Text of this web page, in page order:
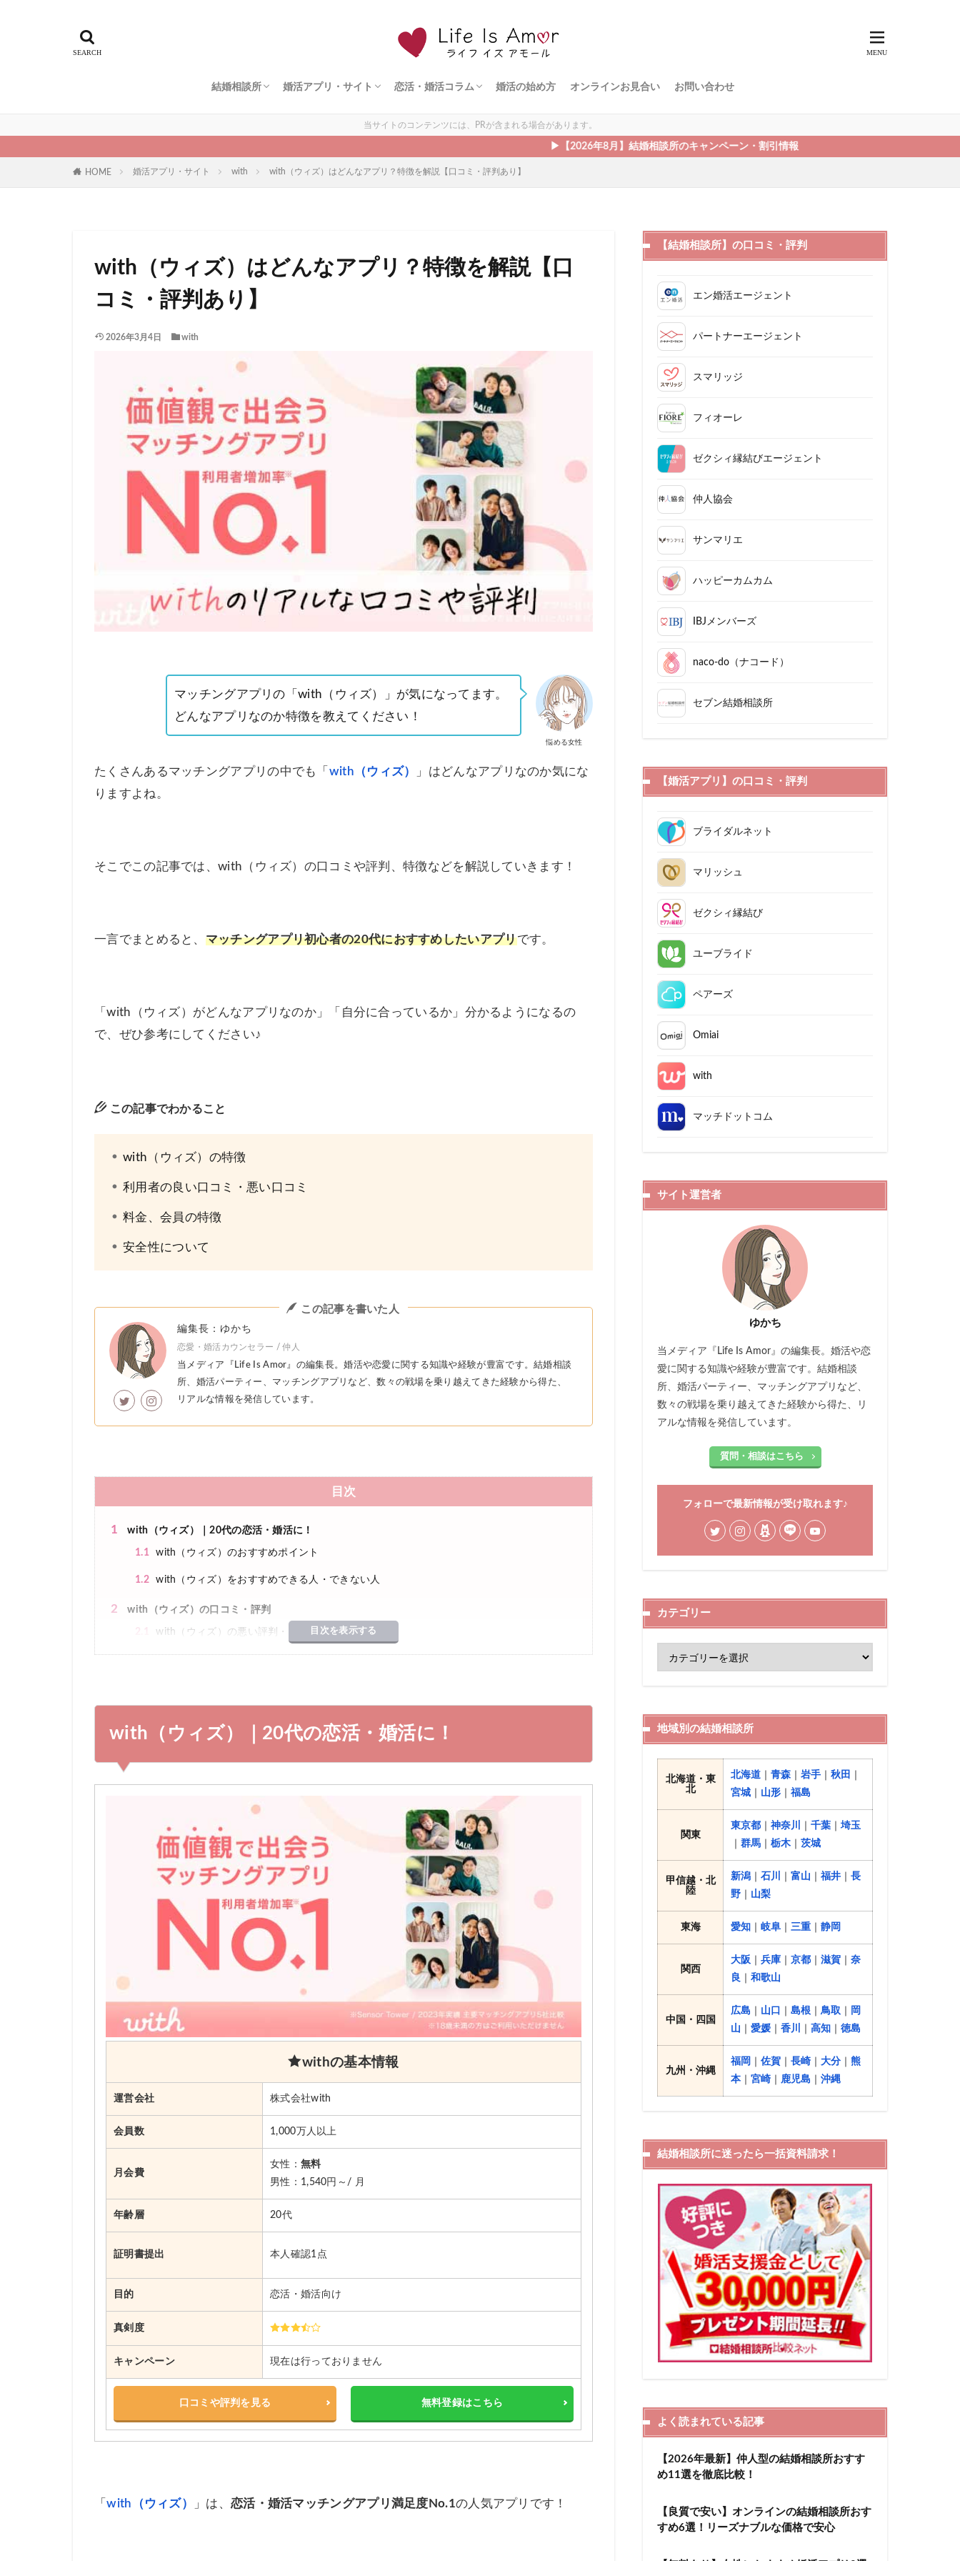
結婚相談所 婚活アプリ・サイト 恋活・婚活コラム 婚活の始め方 オンラインお見合い お問い合わせ
当サイトのコンテンツには、PRが含まれる場合があります。
▶︎【2026年8月】結婚相談所のキャンペーン・割引情報
HOME 婚活アプリ・サイト with with（ウィズ）はどんなアプリ？特徴を解説【口コミ・評判あり】
with（ウィズ）はどんなアプリ？特徴を解説【口
コミ・評判あり】
2026年3月4日 with
悩める女性
マッチングアプリの「with（ウィズ）」が気になってます。
どんなアプリなのか特徴を教えてください！
たくさんあるマッチングアプリの中でも「 with（ウィズ）
」はどんなアプリなのか気にな
りますよね。
そこでこの記事では、with（ウィズ）の口コミや評判、特徴などを解説していきます！
一言でまとめると、 マッチングアプリ初心者の20代におすすめしたいアプリです。
「with（ウィズ）がどんなアプリなのか」「自分に合っているか」分かるようになるの
で、ぜひ参考にしてください♪
この記事でわかること
with（ウィズ）の特徴
利用者の良い口コミ・悪い口コミ
料金、会員の特徴
安全性について
この記事を書いた人
編集長：ゆかち
恋愛・婚活カウンセラー / 仲人
当メディア『Life Is Amor』の編集長。婚活や恋愛に関する知識や経験が豊富です。結婚相談
所、婚活パーティー、マッチングアプリなど、数々の戦場を乗り越えてきた経験から得た、
リアルな情報を発信しています。
目次
1 with（ウィズ）｜20代の恋活・婚活に！
1.1 with（ウィズ）のおすすめポイント
1.2 with（ウィズ）をおすすめできる人・できない人
2 with（ウィズ）の口コミ・評判
2.1 with（ウィズ）の悪い評判・口コミ
4 with（ウィズ）の年齢層は20代がメイン
with（ウィズ）の安全性について！サクラや業者はいない？
with（ウィズ）は恋愛・マッチングアプリ初心者におすすめ
目次を表示する
with（ウィズ）｜20代の恋活・婚活に！
withの基本情報
運営会社 株式会社with
会員数 1,000万人以上
月会費
女性： 無料
男性：1,540円～/ 月
年齢層 20代
証明書提出 本人確認1点
目的 恋活・婚活向け
真剣度
キャンペーン 現在は行っておりません
口コミや評判を見る 無料登録はこちら
「with（ウィズ） 」は、 恋活・婚活マッチングアプリ満足度No.1の人気アプリです！
【結婚相談所】の口コミ・評判
エン婚活エージェント
パートナーエージェント
スマリッジ
フィオーレ
ゼクシィ縁結びエージェント
仲人協会
サンマリエ
ハッピーカムカム
IBJメンバーズ
naco-do（ナコード）
セブン結婚相談所
【婚活アプリ】の口コミ・評判
ブライダルネット
マリッシュ
ゼクシィ縁結び
ユーブライド
ペアーズ
Omiai
with
マッチドットコム
サイト運営者
ゆかち
当メディア『Life Is Amor』の編集長。婚活や恋
愛に関する知識や経験が豊富です。結婚相談
所、婚活パーティー、マッチングアプリなど、
数々の戦場を乗り越えてきた経験から得た、リ
アルな情報を発信しています。
質問・相談はこちら
フォローで最新情報が受け取れます♪
カテゴリー
地域別の結婚相談所
北海道・東
北
北海道 青森 岩手 秋田
宮城
山形 福島
関東
東京都 神奈川 千葉
埼玉
群馬 栃木 茨城
甲信越・北
陸
新潟 石川 富山 福井
長
野
山梨
東海 愛知 岐阜 三重 静岡
関西
大阪 兵庫 京都 滋賀
奈
良
和歌山
中国・四国
広島 山口 島根 鳥取
岡
山
愛媛 香川 高知 徳島
九州・沖縄
福岡 佐賀 長崎 大分
熊
本
宮崎 鹿児島 沖縄
結婚相談所に迷ったら一括資料請求！
よく読まれている記事
【2026年最新】仲人型の結婚相談所おすす
め11選を徹底比較！
【良質で安い】オンラインの結婚相談所おす
すめ6選！リーズナブルな価格で安心